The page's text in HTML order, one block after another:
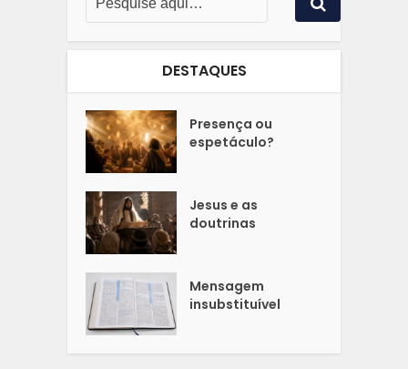
DESTAQUES
Presença ou
espetáculo?
Jesus e as
doutrinas
Mensagem
insubstituível